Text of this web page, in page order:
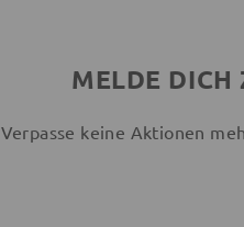
MELDE DICH
Verpasse keine Aktionen